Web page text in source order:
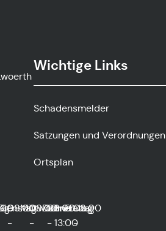
Wichtige Links
Schadensmelder
Satzungen und Verordnungen
Ortsplan
08:00
-
Mittwoch
08:00
-
Donnerstag
08:00
-
und
13:00
Freitag
08:00
-